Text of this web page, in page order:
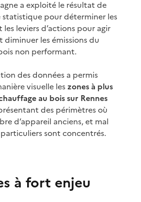
a exploité le résultat de
pour déterminer les
leviers d’actions pour agir
diminuer les émissions du
non performant.
des données a permis
visuelle les zones à plus
au bois sur Rennes
des périmètres où
d’appareil anciens, et mal
sont concentrés.
à fort enjeu